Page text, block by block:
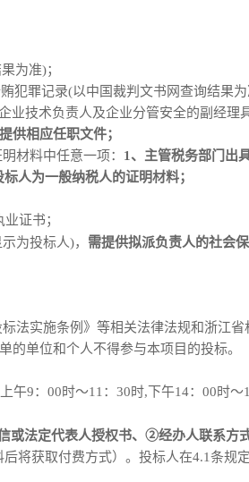
为准)；
犯罪记录(以中国裁判文书网查询结果
业技术负责人及企业分管安全的副经理
供相应任职文件；
材料中任意一项： 1、主管税务部门出
标人为一般纳税人的证明材料；
业证书；
为投标人)， 需提供拟派负责人的社会
法实施条例》等相关法律法规和浙江省
的单位和个人不得参与本项目的投标。
午9：00时～11：30时,下午14：00时
或法定代表人授权书、②经办人联系方
后将获取付费方式） 。投标人在4.1条规